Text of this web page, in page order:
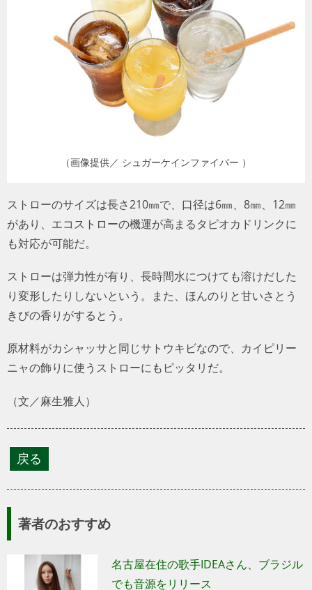
（画像提供／ シュガーケインファイバー ）
ストローのサイズは長さ210㎜で、口径は6㎜、8㎜、12㎜
があり、エコストローの機運が高まるタピオカドリンクに
も対応が可能だ。
ストローは弾力性が有り、長時間水につけても溶けだした
り変形したりしないという。また、ほんのりと甘いさとう
きびの香りがするとう。
原材料がカシャッサと同じサトウキビなので、カイピリー
ニャの飾りに使うストローにもピッタリだ。
（文／麻生雅人）
著者のおすすめ
名古屋在住の歌手IDEAさん、ブラジル
でも音源をリリース